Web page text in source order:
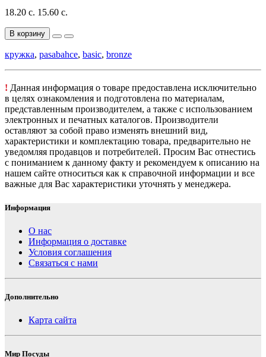
18.20 с. 15.60 с.
В корзину
кружка, pasabahce, basic, bronze
! Данная информация о товаре предоставлена исключительно
в целях ознакомления и подготовлена по материалам,
представленным производителем, а также с использованием
электронных и печатных каталогов. Производители
оставляют за собой право изменять внешний вид,
характеристики и комплектацию товара, предварительно не
уведомляя продавцов и потребителей. Просим Вас отнестись
с пониманием к данному факту и рекомендуем к описанию на
нашем сайте относиться как к справочной информации и все
важные для Вас характеристики уточнять у менеджера.
Информация
О нас
Информация о доставке
Условия соглашения
Связаться с нами
Дополнительно
Карта сайта
Мир Посуды